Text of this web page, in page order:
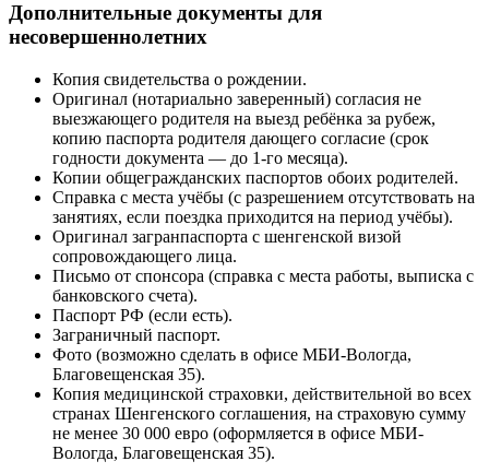
Дополнительные документы для
несовершеннолетних
Копия свидетельства о рождении.
Оригинал (нотариально заверенный) согласия не
выезжающего родителя на выезд ребёнка за рубеж,
копию паспорта родителя дающего согласие (срок
годности документа — до 1-го месяца).
Копии общегражданских паспортов обоих родителей.
Справка с места учёбы (с разрешением отсутствовать на
занятиях, если поездка приходится на период учёбы).
Оригинал загранпаспорта с шенгенской визой
сопровождающего лица.
Письмо от спонсора (справка с места работы, выписка с
банковского счета).
Паспорт РФ (если есть).
Заграничный паспорт.
Фото (возможно сделать в офисе МБИ-Вологда,
Благовещенская 35).
Копия медицинской страховки, действительной во всех
странах Шенгенского соглашения, на страховую сумму
не менее 30 000 евро (оформляется в офисе МБИ-
Вологда, Благовещенская 35).